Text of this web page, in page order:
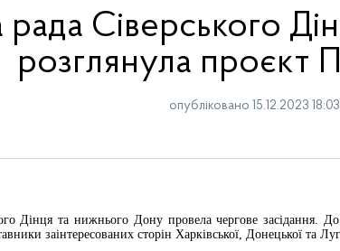
рада Сіверського
розглянула проєкт
опубліковано 15.12.2023 18:03
Дінця та нижнього Дону провела чергове засідання.
заінтересованих сторін Харківської, Донецької та